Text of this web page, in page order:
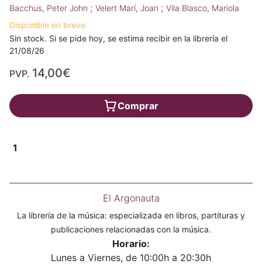
Bacchus, Peter John ; Velert Marí, Joan ; Vila Blasco, Mariola
Disponible en breve
Sin stock. Si se pide hoy, se estima recibir en la librería el
21/08/26
PVP. 14,00€
Comprar
1
El Argonauta
La librería de la música: especializada en libros, partituras y
publicaciones relacionadas con la música.
Horario:
Lunes a Viernes, de 10:00h a 20:30h